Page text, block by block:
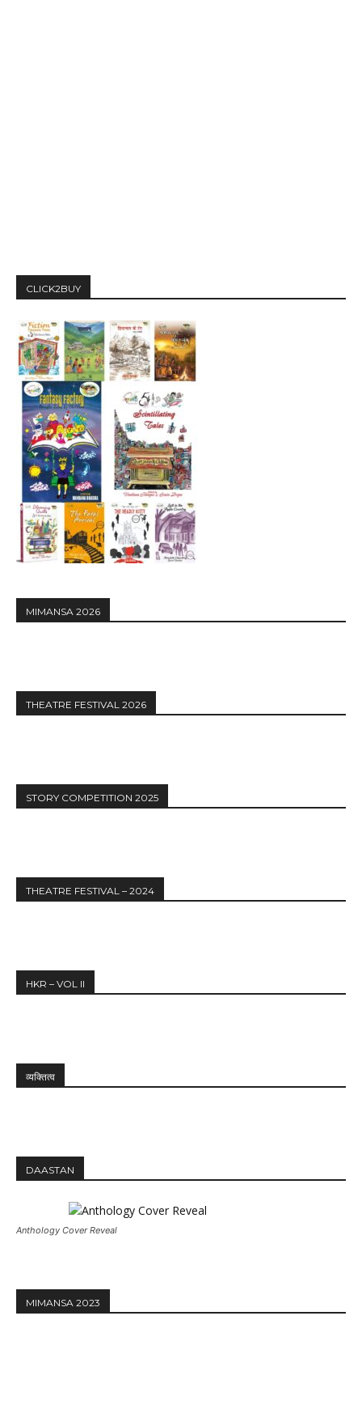
CLICK2BUY
MIMANSA 2026
THEATRE FESTIVAL 2026
STORY COMPETITION 2025
THEATRE FESTIVAL – 2024
HKR – VOL II
व्यक्तित्व
DAASTAN
Anthology Cover Reveal
MIMANSA 2023